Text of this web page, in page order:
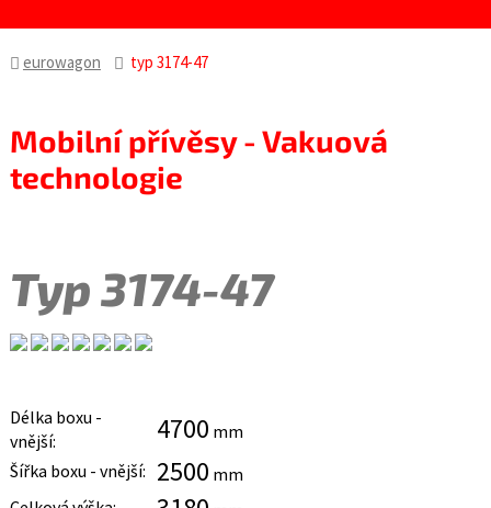
eurowagon typ 3174-47
Mobilní přívěsy - Vakuová
technologie
Typ 3174-47
Délka boxu -
vnější:
4700 mm
Šířka boxu - vnější: 2500 mm